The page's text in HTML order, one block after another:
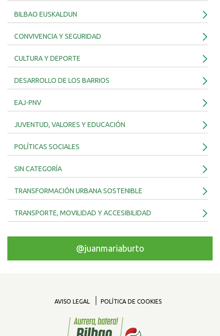
BILBAO EUSKALDUN
CONVIVENCIA Y SEGURIDAD
CULTURA Y DEPORTE
DESARROLLO DE LOS BARRIOS
EAJ-PNV
JUVENTUD, VALORES Y EDUCACIÓN
POLÍTICAS SOCIALES
SIN CATEGORÍA
TRANSFORMACIÓN URBANA SOSTENIBLE
TRANSPORTE, MOVILIDAD Y ACCESIBILIDAD
@juanmariaburto
AVISO LEGAL POLÍTICA DE COOKIES